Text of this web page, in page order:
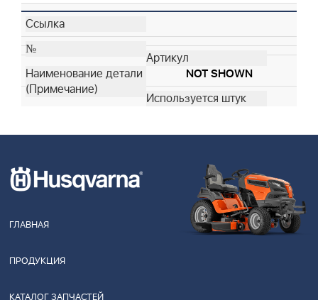
NOT SHOWN
ГЛАВНАЯ
ПРОДУКЦИЯ